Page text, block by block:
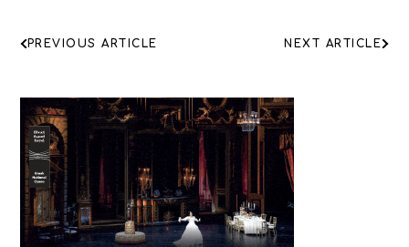
ΠΛΟΗΓΗΣΗ
NEXT ARTICLE
PREVIOUS ARTICLE